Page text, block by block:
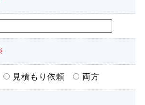
見積もり依頼 両方